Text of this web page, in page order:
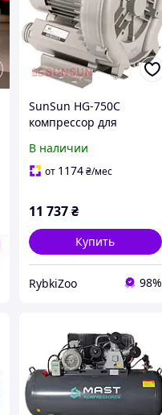
SunSun HG-750C
компрессор для
рыбоводства и
магазинов
В наличии
от 1174₴/мес
11 737₴
Купить
RybkiZoo 98%